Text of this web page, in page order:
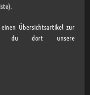
Übersichtsartikel zur
du dort unsere